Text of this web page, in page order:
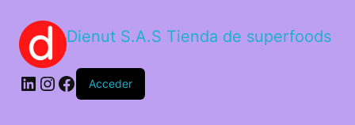
Dienut S.A.S Tienda de superfoods
Acceder